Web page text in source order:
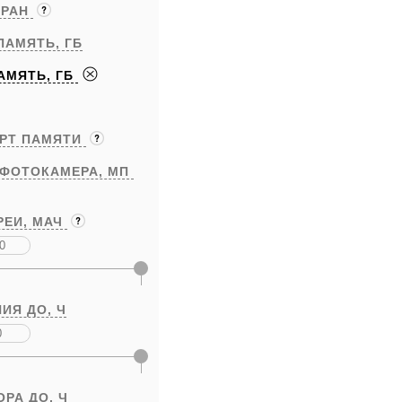
ГБ
ГБ
ПАМЯТИ
МП
МАЧ
ДО, Ч
ДО, Ч